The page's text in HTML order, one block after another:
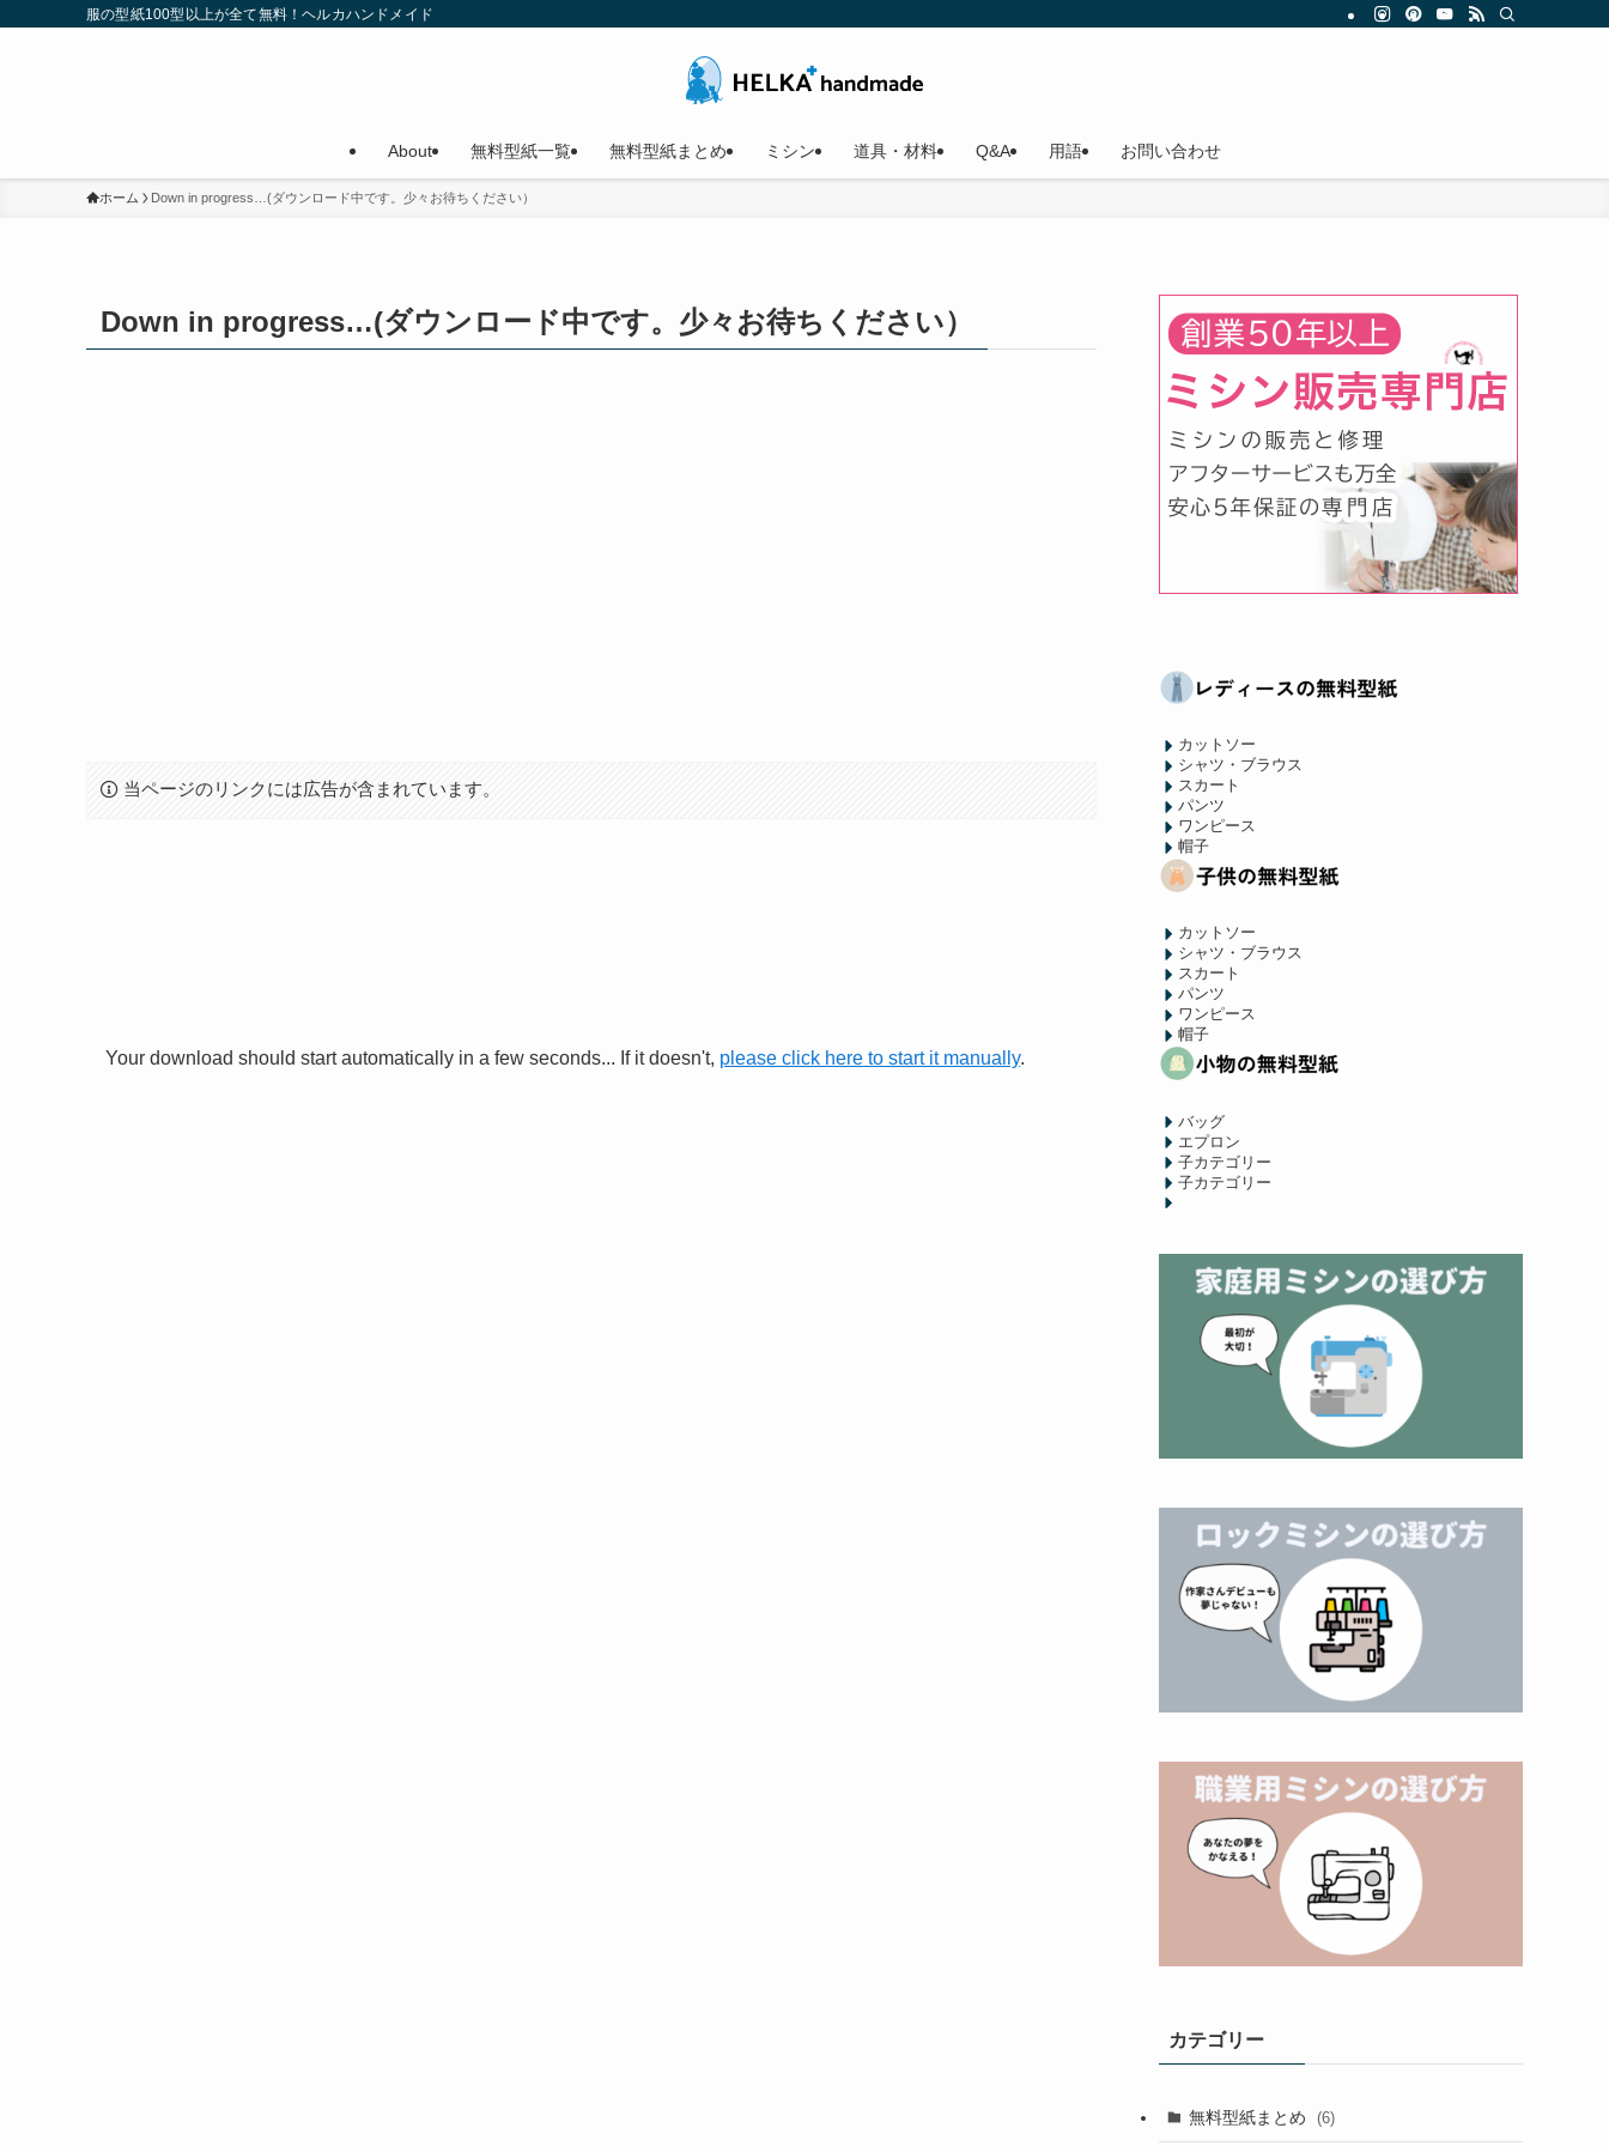
服の型紙100型以上が全て無料！ヘルカハンドメイド
About 無料型紙一覧 無料型紙まとめ ミシン 道具・材料 Q&A 用語 お問い合わせ
ホーム Down in progress…(ダウンロード中です。少々お待ちください）
Down in progress…(ダウンロード中です。少々お待ちください）
当ページのリンクには広告が含まれています。
Your download should start automatically in a few seconds... If it doesn't, please click here to start it manually.
カットソー
シャツ・ブラウス
スカート
パンツ
ワンピース
帽子
カットソー
シャツ・ブラウス
スカート
パンツ
ワンピース
帽子
バッグ
エプロン
子カテゴリー
子カテゴリー
カテゴリー
無料型紙まとめ (6)